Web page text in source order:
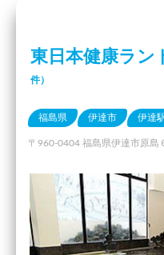
東日本健康ラン
件）
福島県 伊達市 伊達
〒960-0404 福島県伊達市原島